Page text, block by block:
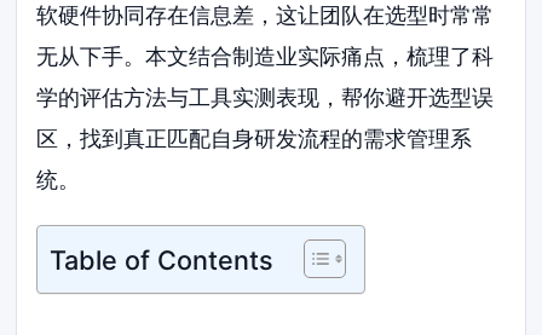
软硬件协同存在信息差，这让团队在选型时常常
无从下手。本文结合制造业实际痛点，梳理了科
学的评估方法与工具实测表现，帮你避开选型误
区，找到真正匹配自身研发流程的需求管理系
统。
Table of Contents